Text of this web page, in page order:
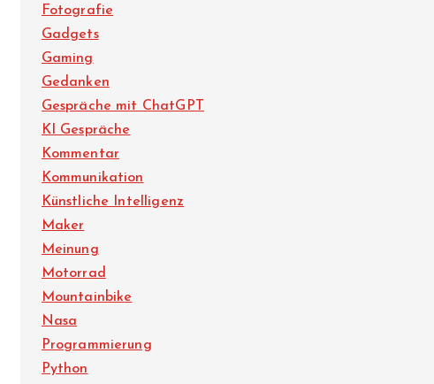
Fotografie
Gadgets
Gaming
Gedanken
Gespräche mit ChatGPT
KI Gespräche
Kommentar
Kommunikation
Künstliche Intelligenz
Maker
Meinung
Motorrad
Mountainbike
Nasa
Programmierung
Python